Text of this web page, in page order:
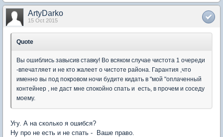
ArtyDarko
15 Oct 2015
Quote
Вы ошиблись завысив ставку! Во всяком случае чистота 1 очереди
-впечатляет и не кто жалеет о чистоте района. Гарантия ,что
именно вы под покровом ночи будите кидать в "мой "оплаченный
контейнер , не даст мне спокойно спать и есть, в прочем и соседу
моему.
Угу. А на сколько я ошибся?
Ну про не есть и не спать - Ваше право.